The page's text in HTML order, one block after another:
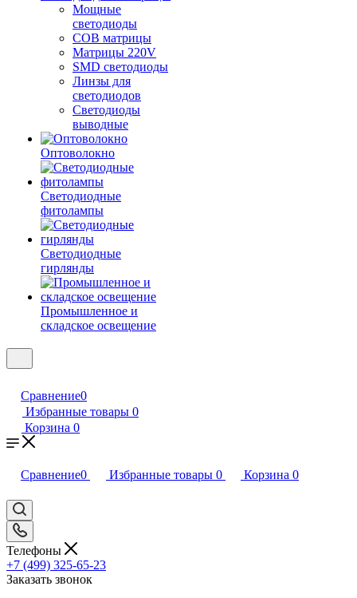
Мощные
светодиоды
COB матрицы
Матрицы 220V
SMD светодиоды
Линзы для
светодиодов
Светодиоды
выводные
Оптоволокно
Светодиодные
фитолампы
Светодиодные
гирлянды
Промышленное и
складское освещение
Сравнение0
Избранные товары 0
Корзина 0
Сравнение0 Избранные товары 0 Корзина 0
Телефоны
+7 (499) 325-65-23
Заказать звонок